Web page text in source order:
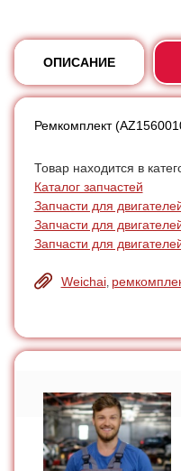
ОПИСАНИЕ
Ремкомплект
Товар находится в
Каталог запчастей
Запчасти для
Запчасти для
Запчасти для
Weichai,